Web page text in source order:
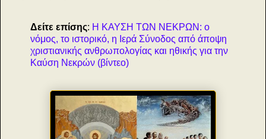
Δείτε επίσης: Η ΚΑΥΣΗ ΤΩΝ ΝΕΚΡΩΝ: ο
νόμος, το ιστορικό, η Ιερά Σύνοδος από άποψη
χριστιανικής ανθρωπολογίας και ηθικής για την
Καύση Νεκρών (βίντεο)